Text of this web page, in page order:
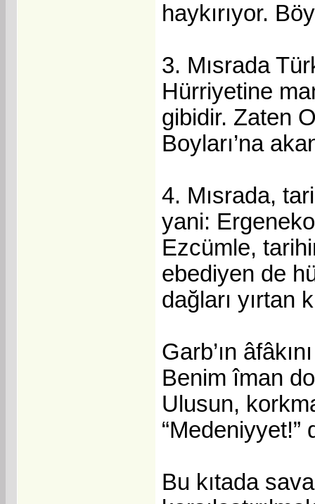
haykırıyor.
3. Mısrada
Hürriyetine
gibidir. Zaten
Boyları’na
4. Mısrada,
yani:
Ezcümle,
ebediyen de
dağları yırtan
Garb’ın
Benim îman
Ulusun,
“Medeniyyet!”
Bu kıtada